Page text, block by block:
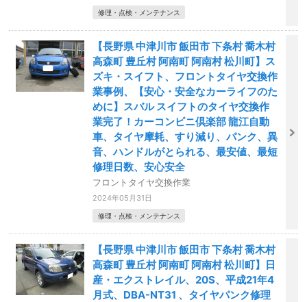
修理・点検・メンテナンス
【長野県 中津川市 飯田市 下条村 喬木村
高森町 豊丘村 阿南町 阿南村 松川町】ス
ズキ・スイフト、フロントタイヤ交換作
業事例、【安心・安全なカーライフのた
めに】スバル スイフトのタイヤ交換作
業完了！カーコンビニ倶楽部 龍江自動
車、タイヤ摩耗、すり減り、パンク、異
音、ハンドルがとられる、最安値、最短
修理日数、安心安全
フロントタイヤ交換作業
2024年05月31日
修理・点検・メンテナンス
【長野県 中津川市 飯田市 下条村 喬木村
高森町 豊丘村 阿南町 阿南村 松川町】日
産・エクストレイル、20S、平成21年4
月式、DBA-NT31 、タイヤパンク修理